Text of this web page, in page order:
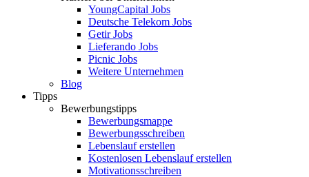
YoungCapital Jobs
Deutsche Telekom Jobs
Getir Jobs
Lieferando Jobs
Picnic Jobs
Weitere Unternehmen
Blog
Tipps
Bewerbungstipps
Bewerbungsmappe
Bewerbungsschreiben
Lebenslauf erstellen
Kostenlosen Lebenslauf erstellen
Motivationsschreiben